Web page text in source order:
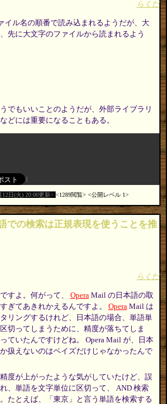
らくだ
イル名の順番で読み込まれるようだが、大
先に大文字のファイルから読まれるよう
でもいいことのようだが、外部ライブラリ
どには重要になることもある。
12日(火) 20:00更新 1289閲覧 公開レベル 1
での検索は正規表現を使うことを推
らくだ
すよ。何がって、 Opera Mail の日本語の取
ぎてあきれかえるんですよ。 Opera Mail は
リングするけれど、日本語の場合、単語単
切ってしまうために、精度が落ちてしま
ていたんですけどね。 Opera Mail が、日本
扱えないのはベイズだけじゃなかったんで
度が上がったような気がしていたけど、誤
、単語を文字単位に区切って、 AND 検索
たとえば、「東京」と言う単語を検索する